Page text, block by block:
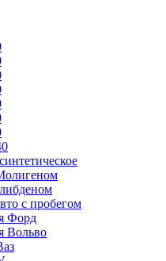
с пробегом
Форд
Вольво